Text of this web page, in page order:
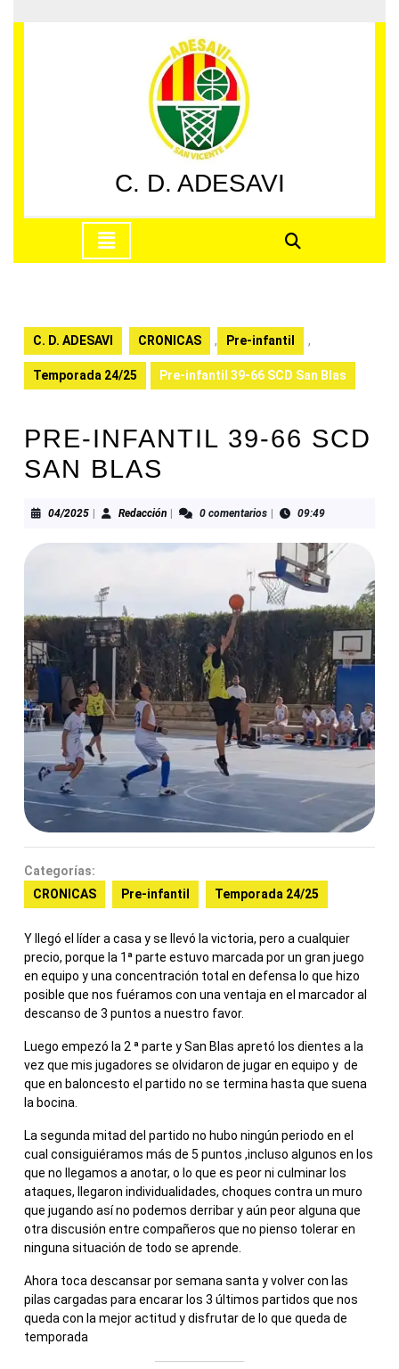
al
C. D. ADESAVI
apertura
C. D. ADESAVI CRONICAS , Pre-infantil ,
Temporada 24/25 Pre-infantil 39-66 SCD San Blas
PRE-INFANTIL 39-66 SCD
SAN BLAS
04/202504/2025RedacciónRedacción0 comentarios 09:49
Categorías:
CRONICAS
Pre-infantil Temporada 24/25
Y llegó el líder a casa y se llevó la victoria, pero a cualquier
precio, porque la 1ª parte estuvo marcada por un gran juego
en equipo y una concentración total en defensa lo que hizo
posible que nos fuéramos con una ventaja en el marcador al
descanso de 3 puntos a nuestro favor.
Luego empezó la 2 ª parte y San Blas apretó los dientes a la
vez que mis jugadores se olvidaron de jugar en equipo y de
que en baloncesto el partido no se termina hasta que suena
la bocina.
La segunda mitad del partido no hubo ningún periodo en el
cual consiguiéramos más de 5 puntos ,incluso algunos en los
que no llegamos a anotar, o lo que es peor ni culminar los
ataques, llegaron individualidades, choques contra un muro
que jugando así no podemos derribar y aún peor alguna que
otra discusión entre compañeros que no pienso tolerar en
ninguna situación de todo se aprende.
Ahora toca descansar por semana santa y volver con las
pilas cargadas para encarar los 3 últimos partidos que nos
queda con la mejor actitud y disfrutar de lo que queda de
temporada